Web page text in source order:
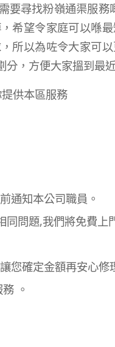
要尋找粉嶺通渠服
希望令家庭可以喺
所以為咗令大家可
，方便大家搵到最
供本區服務
通知本公司職員。
問題,我們將免費上
您確定金額再安心修
。